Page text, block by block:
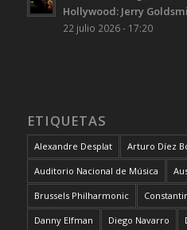
Hollywood: Jerry
22 julio 2026 - 17:20
ETIQUETAS
Alexandre Desplat Arturo Díez
Auditorio Nacional de Música
Brussels Philharmonic
Danny Elfman Diego Navarro